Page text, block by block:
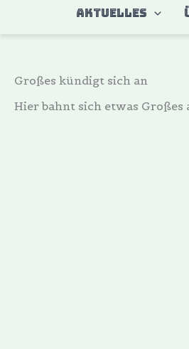
AKTUELLES
Großes kündigt sich an
Hier bahnt sich etwas